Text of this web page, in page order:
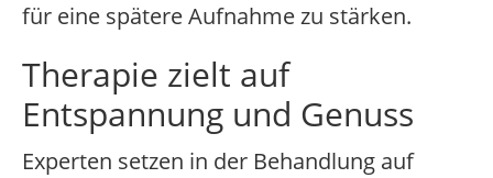
für eine spätere Aufnahme zu stärken.
Therapie zielt auf
Entspannung und Genuss
Experten setzen in der Behandlung auf